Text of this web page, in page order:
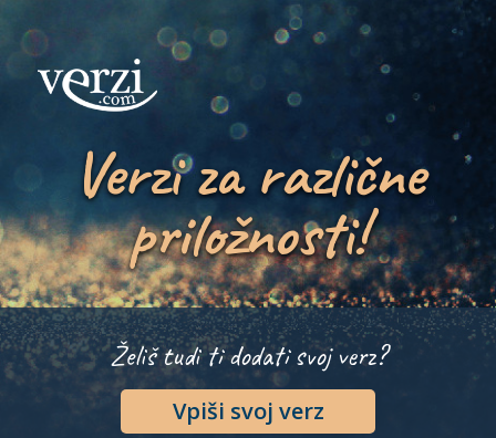
Verzi za različne
priložnosti!
Želiš tudi ti dodati svoj verz?
Vpiši svoj verz